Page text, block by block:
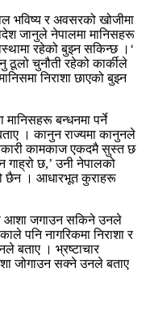
भविष्य र अवसरको खोजीमा
जानुले नेपालमा मानिसहरू
रहेको बुझ्न सकिन्छ । ‘
ठूलो चुनौती रहेको कार्कीले
निराशा छाएको बुझ्न
बन्धनमा पर्ने
। कानुन राज्यमा कानुनले
कामकाज एकदमै सुस्त छ
गाह्रो छ,’उनी नेपालको
छैन । आधारभूत कुराहरू
आशा जगाउन सकिने उनले
पनि नागरिकमा निराशा र
बताए । भ्रष्टाचार
जोगाउन सक्ने उनले बताए